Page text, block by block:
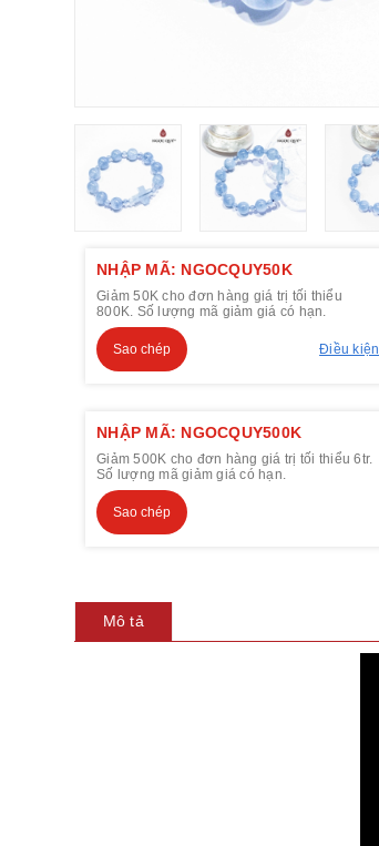
NHẬP MÃ: NGOCQUY50K
Giảm 50K cho đơn hàng giá trị tối thiểu
800K. Số lượng mã giảm giá có hạn.
Sao chép Điều kiện
NHẬP MÃ: NGOCQUY500K
Giảm 500K cho đơn hàng giá trị tối thiểu 6tr.
Số lượng mã giảm giá có hạn.
Sao chép
Mô tả